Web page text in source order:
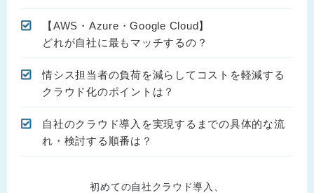
【AWS・Azure・Google Cloud】
どれが自社に最もマッチするの？
情シス担当者の負荷を減らしてコストを軽減する
クラウド化のポイントは？
自社のクラウド導入を実現するまでの具体的な流
れ・検討する順番は？
初めての自社クラウド導入、